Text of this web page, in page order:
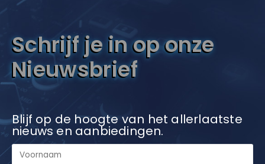
Schrijf je in op onze
Nieuwsbrief
Blijf op de hoogte van het allerlaatste
nieuws en aanbiedingen.